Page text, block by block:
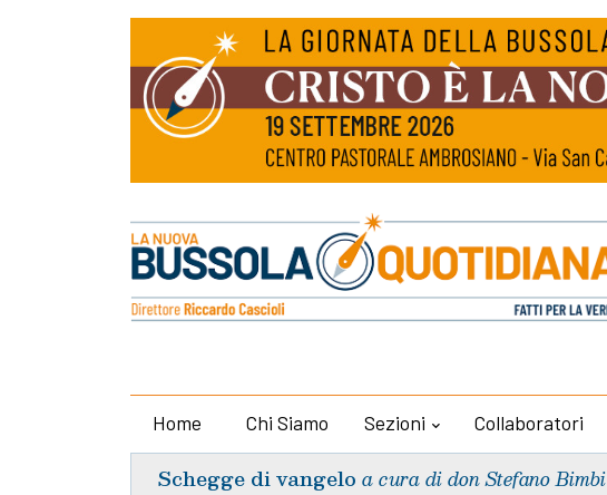
Home Chi Siamo Sezioni Collaboratori
Schegge di vangelo a cura di don Stefano Bimbi